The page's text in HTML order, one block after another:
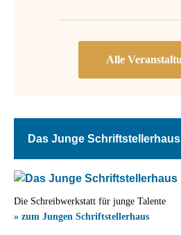
Das Junge Schriftstellerhaus
Die Schreibwerkstatt für junge Talente
» zum Jungen Schriftstellerhaus